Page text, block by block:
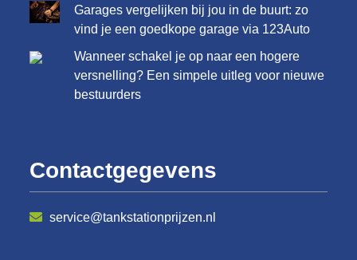
Garages vergelijken bij jou in de buurt: zo
vind je een goedkope garage via 123Auto
Wanneer schakel je op naar een hogere
versnelling? Een simpele uitleg voor nieuwe
bestuurders
Contactgegevens
service@tankstationprijzen.nl